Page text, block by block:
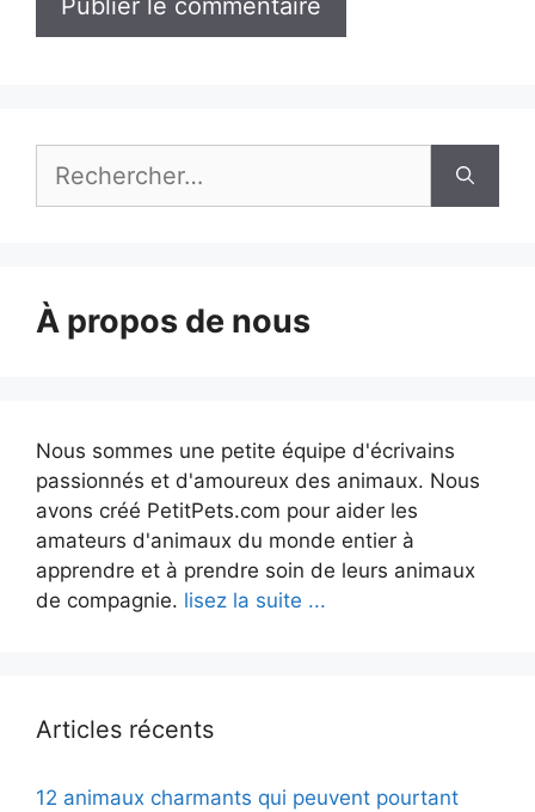
À propos de nous
Nous sommes une petite équipe d'écrivains
passionnés et d'amoureux des animaux. Nous
avons créé PetitPets.com pour aider les
amateurs d'animaux du monde entier à
apprendre et à prendre soin de leurs animaux
de compagnie. lisez la suite ...
Articles récents
12 animaux charmants qui peuvent pourtant